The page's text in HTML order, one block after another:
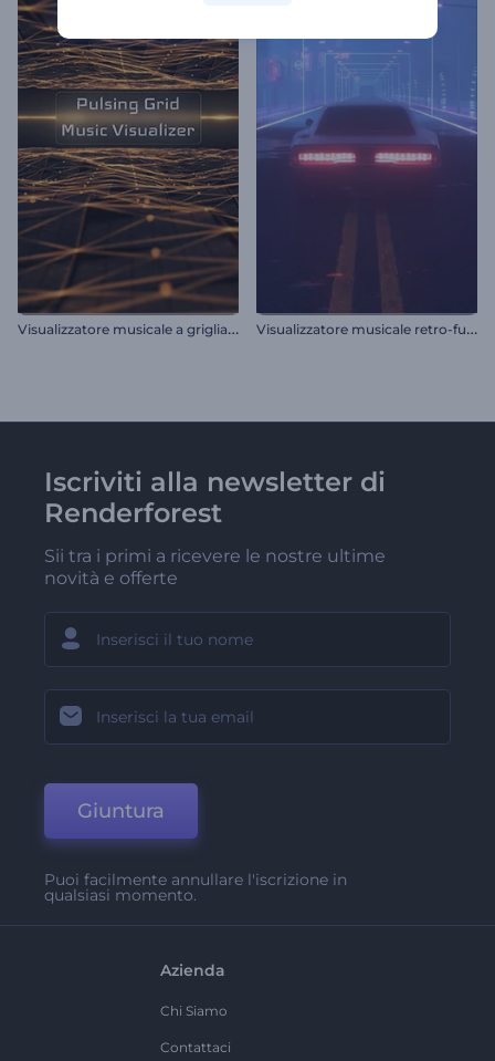
V
isualizzatore musicale a griglia pulsante V
isualizzatore musicale retro-futuristico
Iscriviti alla newsletter di
Renderforest
Sii tra i primi a ricevere le nostre ultime
novità e offerte
Giuntura
Puoi facilmente annullare l'iscrizione in
qualsiasi momento.
Azienda
Chi Siamo
Contattaci